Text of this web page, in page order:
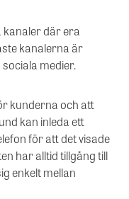
kanaler där era
kanalerna är
medier.
kunderna och att
kan inleda ett
för att det visade
har alltid tillgång till
enkelt mellan